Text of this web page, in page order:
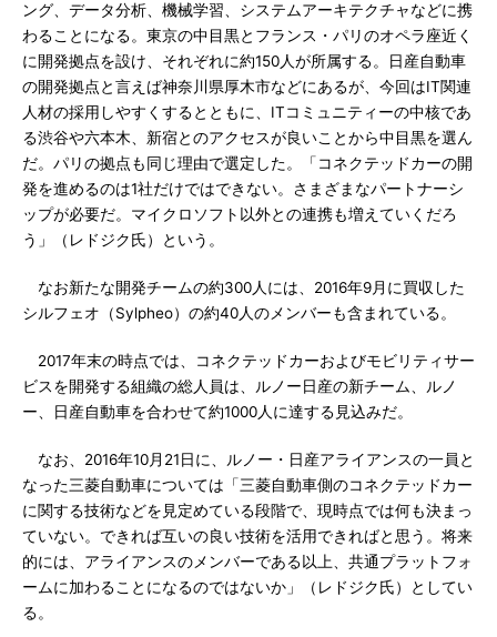
ング、データ分析、機械学習、システムアーキテクチャなどに携
わることになる。東京の中目黒とフランス・パリのオペラ座近く
に開発拠点を設け、それぞれに約150人が所属する。日産自動車
の開発拠点と言えば神奈川県厚木市などにあるが、今回はIT関連
人材の採用しやすくするとともに、ITコミュニティーの中核であ
る渋谷や六本木、新宿とのアクセスが良いことから中目黒を選ん
だ。パリの拠点も同じ理由で選定した。「コネクテッドカーの開
発を進めるのは1社だけではできない。さまざまなパートナーシ
ップが必要だ。マイクロソフト以外との連携も増えていくだろ
う」（レドジク氏）という。
なお新たな開発チームの約300人には、2016年9月に買収した
シルフェオ（Sylpheo）の約40人のメンバーも含まれている。
2017年末の時点では、コネクテッドカーおよびモビリティサー
ビスを開発する組織の総人員は、ルノー日産の新チーム、ルノ
ー、日産自動車を合わせて約1000人に達する見込みだ。
なお、2016年10月21日に、ルノー・日産アライアンスの一員と
なった三菱自動車については「三菱自動車側のコネクテッドカー
に関する技術などを見定めている段階で、現時点では何も決まっ
ていない。できれば互いの良い技術を活用できればと思う。将来
的には、アライアンスのメンバーである以上、共通プラットフォ
ームに加わることになるのではないか」（レドジク氏）としてい
る。